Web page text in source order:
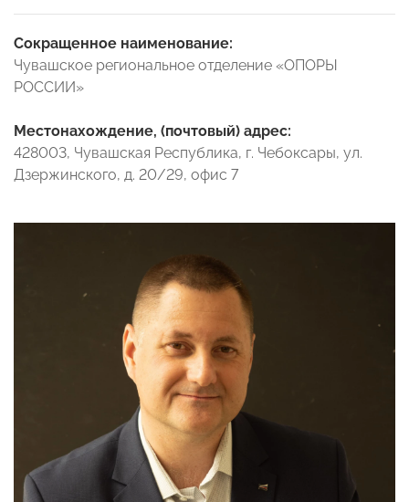
Сокращенное наименование:
Чувашское региональное отделение «ОПОРЫ
РОССИИ»
Местонахождение, (почтовый) адрес:
428003, Чувашская Республика, г. Чебоксары, ул.
Дзержинского, д. 20/29, офис 7